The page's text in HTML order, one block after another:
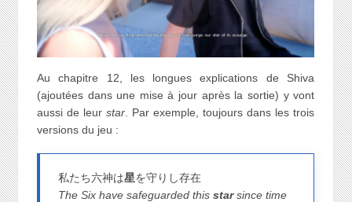
Au chapitre 12, les longues explications de Shiva
(ajoutées dans une mise à jour après la sortie) y vont
aussi de leur star. Par exemple, toujours dans les trois
versions du jeu :
私たち六神は星を守りし存在
The Six have safeguarded thisstarsince time